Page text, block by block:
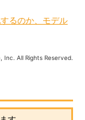
るのか、モデル
All Rights Reserved.